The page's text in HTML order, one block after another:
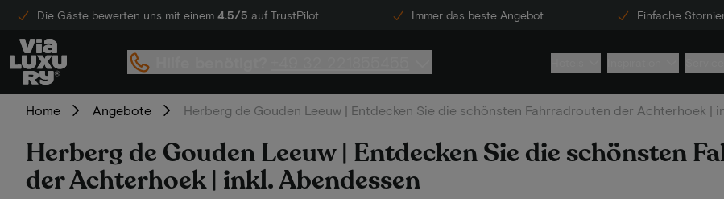
Die Gäste bewerten uns mit einem 4.5/5 auf TrustPilot Immer das beste Angebot Einfache
Home Angebote Herberg de Gouden Leeuw | Entdecken Sie die schönsten Fahrradrouten der Achterhoek |
Herberg de Gouden Leeuw | Entdecken Sie die schönsten
der Achterhoek | inkl. Abendessen